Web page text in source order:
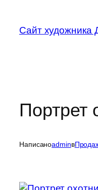
содержимому
Сайт художника
Портрет
Написаноadminв